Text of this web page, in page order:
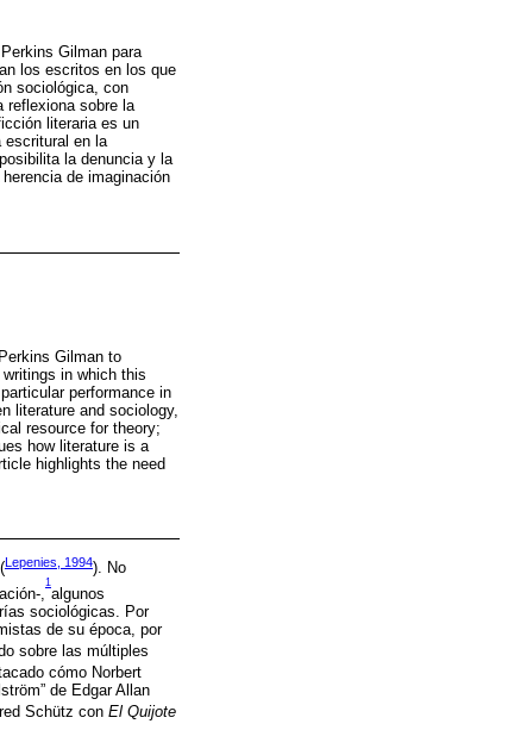
Gilman para
los escritos en los que
sociológica, con
reflexiona sobre la
literaria es un
escritural en la
la denuncia y la
de imaginación
Gilman to
in which this
performance in
literature and sociology,
resource for theory;
how literature is a
highlights the need
Lepenies, 1994). No
,
1
algunos
sociológicas. Por
de su época, por
sobre las múltiples
cómo Norbert
de Edgar Allan
Schütz con El Quijote